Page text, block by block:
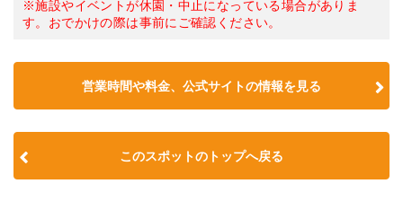
※施設やイベントが休園・中止になっている場合がありま
す。おでかけの際は事前にご確認ください。
営業時間や料金、公式サイトの情報を見る
このスポットのトップへ戻る